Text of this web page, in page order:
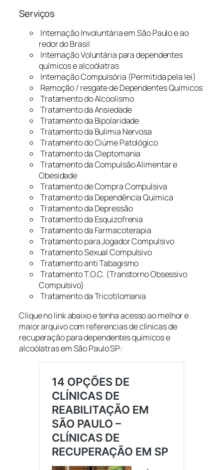
Serviços
Internação Involuntária em São Paulo e ao
redor do Brasil
Internação Voluntária para dependentes
químicos e alcoólatras
Internação Compulsória (Permitida pela lei)
Remoção / resgate de Dependentes Químicos
Tratamento do Alcoolismo
Tratamento da Ansiedade
Tratamento da Bipolaridade
Tratamento da Bulimia Nervosa
Tratamento do Ciúme Patológico
Tratamento da Cleptomania
Tratamento da Compulsão Alimentar e
Obesidade
Tratamento de Compra Compulsiva
Tratamento da Dependência Química
Tratamento da Depressão
Tratamento da Esquizofrenia
Tratamento da Farmacoterapia
Tratamento para Jogador Compulsivo
Tratamento Sexual Compulsivo
Tratamento anti Tabagismo
Tratamento T.O.C. (Transtorno Obsessivo
Compulsivo)
Tratamento da Tricotilomania
Clique no link abaixo e tenha acesso ao melhor e
maior arquivo com referencias de clínicas de
recuperação para dependentes químicos e
alcoólatras em São Paulo SP: